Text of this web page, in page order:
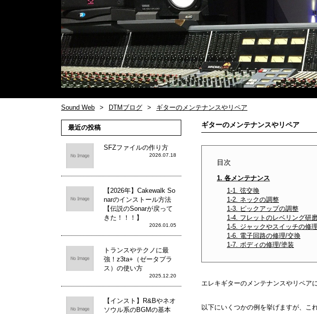
Sound Web DTMブログ ギターのメンテナンスやリペア
ギターのメンテナンスやリペア
目次
1. 各メンテナンス
1-1. 弦交換
1-2. ネックの調整
1-3. ピックアップの調整
1-4. フレットのレベリング研
1-5. ジャックやスイッチの修
1-6. 電子回路の修理/交換
1-7. ボディの修理/塗装
エレキギターのメンテナンスやリペア
以下にいくつかの例を挙げますが、こ
最近の投稿
SFZファイルの作り方
2026.07.18
【2026年】Cakewalk So
narのインストール方法
【伝説のSonarが戻って
きた！！！】
2026.01.05
トランスやテクノに最
強！z3ta+（ゼータプラ
ス）の使い方
2025.12.20
【インスト】R&Bやネオ
ソウル系のBGMの基本